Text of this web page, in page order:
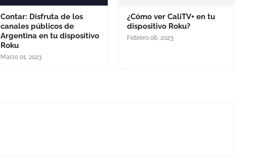
Contar: Disfruta de los
canales públicos de
Argentina en tu dispositivo
Roku
Marzo 01, 2023
¿Cómo ver CaliTV+ en tu
dispositivo Roku?
Febrero 06, 2023